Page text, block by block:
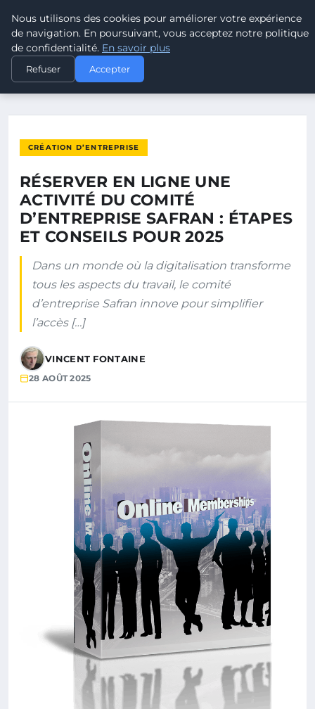
POUVOIR OUVRIER
ACCUEIL
RÉSERVER EN LIGNE UNE ACTIVITÉ DU COMITÉ D’ENTREPRISE…
CRÉATION D’ENTREPRISE
RÉSERVER EN LIGNE UNE
ACTIVITÉ DU COMITÉ
D’ENTREPRISE SAFRAN : ÉTAPES
ET CONSEILS POUR 2025
Dans un monde où la digitalisation transforme
tous les aspects du travail, le comité
d’entreprise Safran innove pour simplifier
l’accès […]
VINCENT FONTAINE
28 AOÛT 2025
Nous utilisons des cookies pour améliorer votre expérience
de navigation. En poursuivant, vous acceptez notre politique
de confidentialité. En savoir plus
Refuser Accepter